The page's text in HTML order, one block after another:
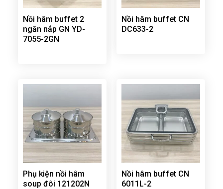
Nồi hâm buffet 2
ngăn nắp GN YD-
7055-2GN
Nồi hâm buffet CN
DC633-2
Phụ kiện nồi hâm
soup đôi 121202N
Nồi hâm buffet CN
6011L-2